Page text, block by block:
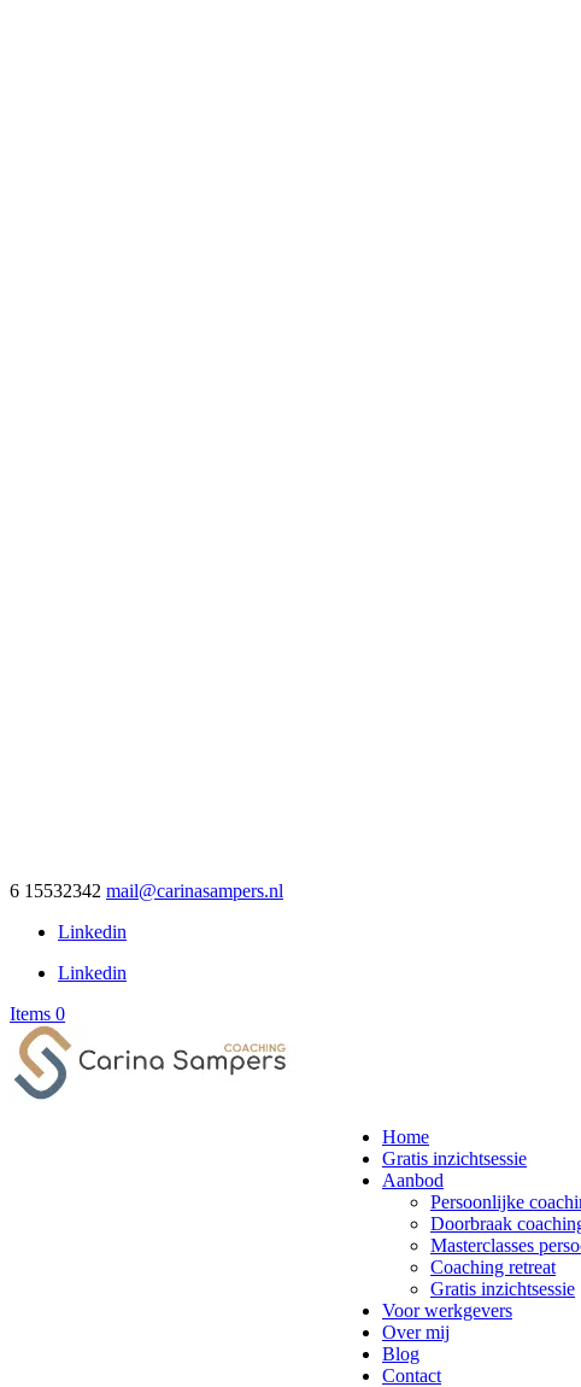
6 15532342 mail@carinasampers.nl
Linkedin
Linkedin
Items 0
Home
Gratis inzichtsessie
Aanbod
Persoonlijke
Doorbraak
Masterclasses
Coaching retreat
Gratis inzichtsessie
Voor werkgevers
Over mij
Blog
Contact